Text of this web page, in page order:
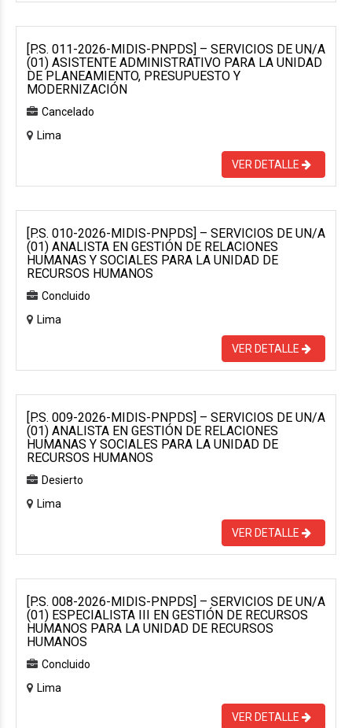
[P.S. 011-2026-MIDIS-PNPDS] – SERVICIOS DE UN/A
(01) ASISTENTE ADMINISTRATIVO PARA LA UNIDAD
DE PLANEAMIENTO, PRESUPUESTO Y
MODERNIZACIÓN
Cancelado
Lima
VER DETALLE
[P.S. 010-2026-MIDIS-PNPDS] – SERVICIOS DE UN/A
(01) ANALISTA EN GESTIÓN DE RELACIONES
HUMANAS Y SOCIALES PARA LA UNIDAD DE
RECURSOS HUMANOS
Concluido
Lima
VER DETALLE
[P.S. 009-2026-MIDIS-PNPDS] – SERVICIOS DE UN/A
(01) ANALISTA EN GESTIÓN DE RELACIONES
HUMANAS Y SOCIALES PARA LA UNIDAD DE
RECURSOS HUMANOS
Desierto
Lima
VER DETALLE
[P.S. 008-2026-MIDIS-PNPDS] – SERVICIOS DE UN/A
(01) ESPECIALISTA III EN GESTIÓN DE RECURSOS
HUMANOS PARA LA UNIDAD DE RECURSOS
HUMANOS
Concluido
Lima
VER DETALLE